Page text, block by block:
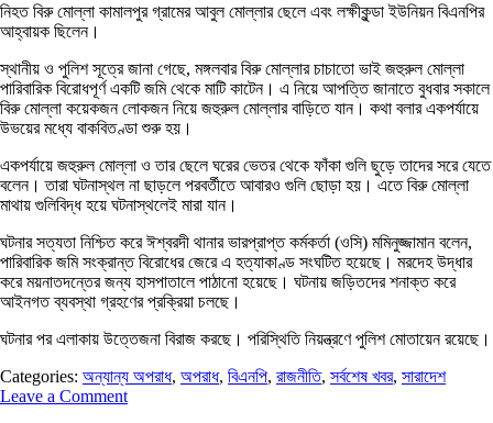
নিহত বিরু মোল্লা কামালপুর গ্রামের আবুল মোল্লার ছেলে এবং লক্ষীকুন্ডা ইউনিয়ন বিএনপির
আহ্বায়ক ছিলেন।
স্থানীয় ও পুলিশ সূত্রে জানা গেছে, মঙ্গলবার বিরু মোল্লার চাচাতো ভাই জহুরুল মোল্লা
পারিবারিক বিরোধপূর্ণ একটি জমি থেকে মাটি কাটেন। এ নিয়ে আপত্তি জানাতে বুধবার সকালে
বিরু মোল্লা কয়েকজন লোকজন নিয়ে জহুরুল মোল্লার বাড়িতে যান। কথা বলার একপর্যায়ে
উভয়ের মধ্যে বাকবিতণ্ডা শুরু হয়।
একপর্যায়ে জহুরুল মোল্লা ও তার ছেলে ঘরের ভেতর থেকে ফাঁকা গুলি ছুড়ে তাদের সরে যেতে
বলেন। তারা ঘটনাস্থল না ছাড়লে পরবর্তীতে আবারও গুলি ছোড়া হয়। এতে বিরু মোল্লা
মাথায় গুলিবিদ্ধ হয়ে ঘটনাস্থলেই মারা যান।
ঘটনার সত্যতা নিশ্চিত করে ঈশ্বরদী থানার ভারপ্রাপ্ত কর্মকর্তা (ওসি) মমিনুজ্জামান বলেন,
পারিবারিক জমি সংক্রান্ত বিরোধের জেরে এ হত্যাকাণ্ড সংঘটিত হয়েছে। মরদেহ উদ্ধার
করে ময়নাতদন্তের জন্য হাসপাতালে পাঠানো হয়েছে। ঘটনায় জড়িতদের শনাক্ত করে
আইনগত ব্যবস্থা গ্রহণের প্রক্রিয়া চলছে।
ঘটনার পর এলাকায় উত্তেজনা বিরাজ করছে। পরিস্থিতি নিয়ন্ত্রণে পুলিশ মোতায়েন রয়েছে।
Categories: অন্যান্য অপরাধ, অপরাধ, বিএনপি, রাজনীতি, সর্বশেষ খবর, সারাদেশ
Leave a Comment